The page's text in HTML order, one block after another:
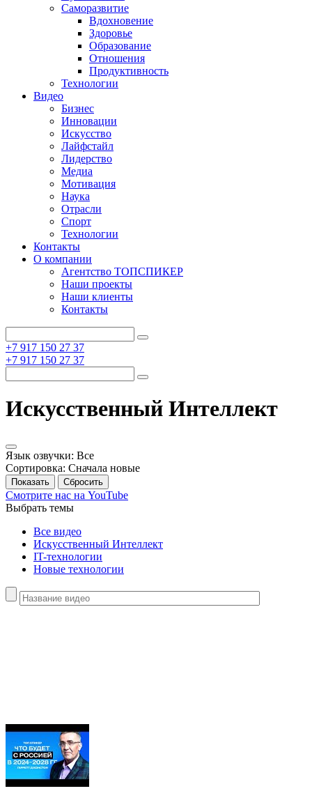
Саморазвитие
Вдохновение
Здоровье
Образование
Отношения
Продуктивность
Технологии
Видеo
Бизнес
Инновации
Искусство
Лайфстайл
Лидерство
Медиа
Мотивация
Наука
Отрасли
Спорт
Технологии
Контакты
О компании
Агентство ТОПСПИКЕР
Наши проекты
Наши клиенты
Контакты
+7 917 150 27 37
+7 917 150 27 37
Искусственный Интеллект
Язык озвучки: Все
Сортировка: Сначала новые
Смотрите нас на YouTube
Выбрать темы
Все видео
Искусственный Интеллект
IT-технологии
Новые технологии